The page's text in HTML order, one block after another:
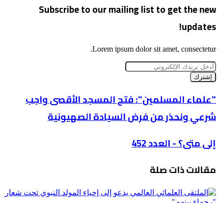
Subscribe to our mailing list to get the new
updates!
Lorem ipsum dolor sit amet, consectetur.
أدخل
بريدك
الإلكتروني
"علماء
المسلمين":
فتح
المسجد
واجب
شرعي
من
السيادة
الصهيونية
"علماء المسلمين": فتح المسجد الأقصى واجب
شرعي ونحذر من فرض السيادة الصهيونية
إلى
متى؟
العدد
452
إلى متى؟ - العدد 452
مقالات ذات صلة